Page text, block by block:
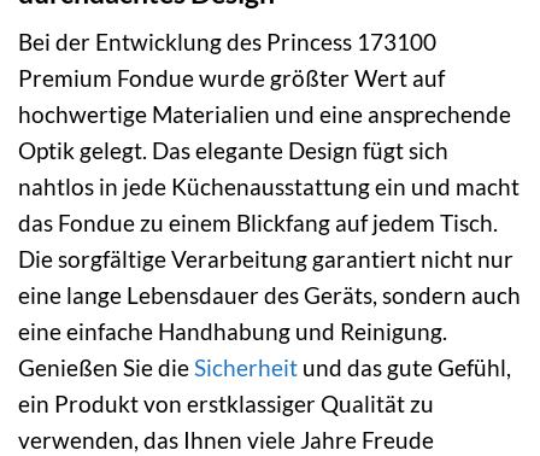
Bei der Entwicklung des Princess 173100
Premium Fondue wurde größter Wert auf
hochwertige Materialien und eine ansprechende
Optik gelegt. Das elegante Design fügt sich
nahtlos in jede Küchenausstattung ein und macht
das Fondue zu einem Blickfang auf jedem Tisch.
Die sorgfältige Verarbeitung garantiert nicht nur
eine lange Lebensdauer des Geräts, sondern auch
eine einfache Handhabung und Reinigung.
Genießen Sie dieSicherheit und das gute Gefühl,
ein Produkt von erstklassiger Qualität zu
verwenden, das Ihnen viele Jahre Freude